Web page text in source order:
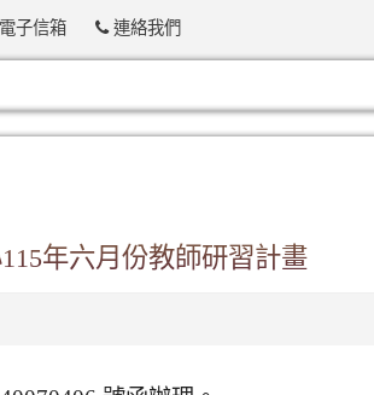
子信箱 連絡我們
年六月份教師研習計畫